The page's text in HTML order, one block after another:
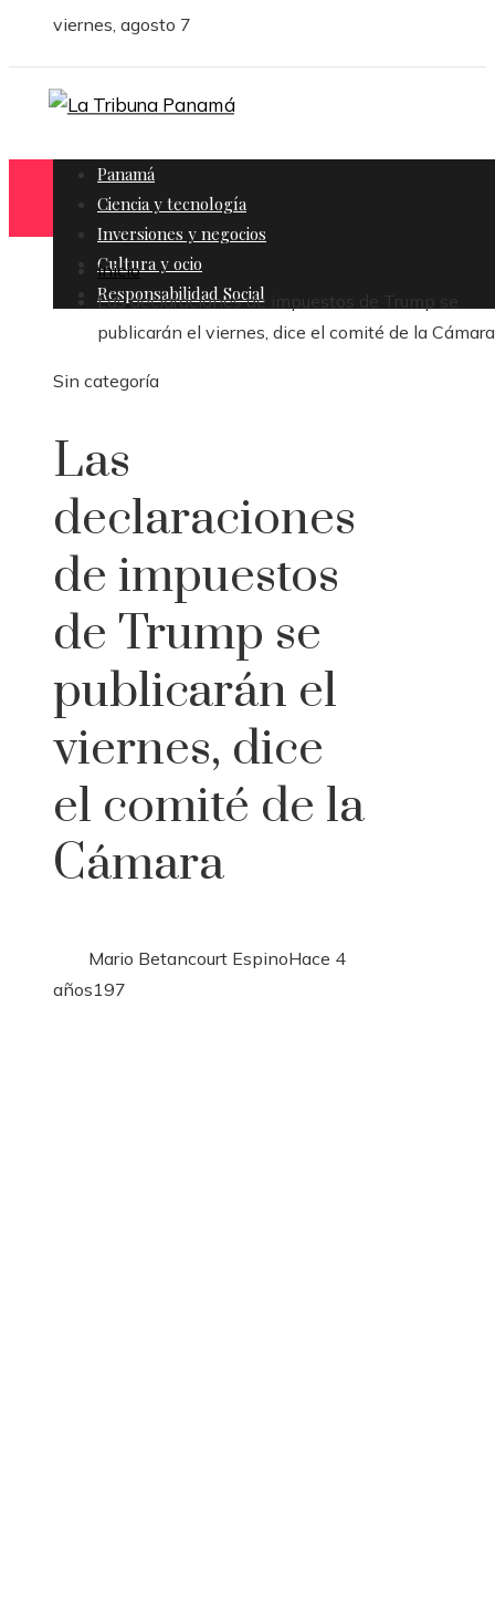
viernes, agosto 7
Panamá
Ciencia y tecnología
Inversiones y negocios
Cultura y ocio
Responsabilidad Social
Inicio
Las declaraciones de impuestos de Trump se
publicarán el viernes, dice el comité de la Cámara
Sin categoría
Las
declaraciones
de impuestos
de Trump se
publicarán el
viernes, dice
el comité de la
Cámara
Mario Betancourt EspinoHace 4
años197